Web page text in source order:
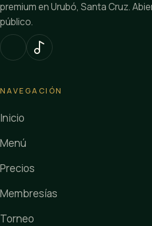
premium en Urubó, Santa Cruz.
público.
NAVEGACIÓN
Inicio
Menú
Precios
Membresías
Torneo